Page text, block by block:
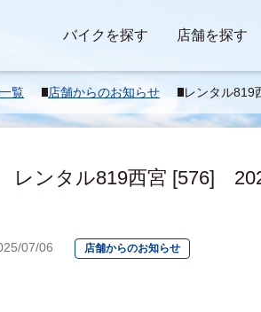
バイクを探す 店舗を探す
覧 店舗からのお知らせ
レンタル819
SR GT200レ
レンタル819西宮 [576]
07/06 店舗からのお知らせ